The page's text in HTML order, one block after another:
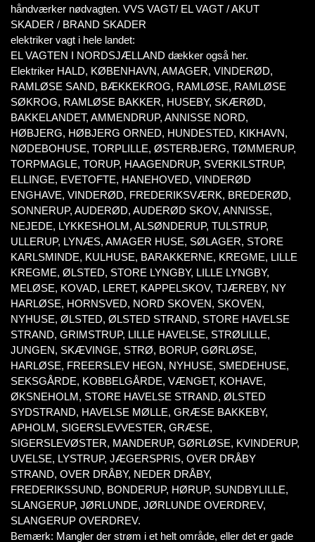
håndværker nødvagten. VVS VAGT/ EL VAGT / AKUT
SKADER / BRAND SKADER
elektriker vagt i hele landet:
EL VAGTEN I NORDSJÆLLAND dækker også her.
Elektriker HALD, KØBENHAVN, AMAGER, VINDERØD,
RAMLØSE SAND, BÆKKEKROG, RAMLØSE, RAMLØSE
SØKROG, RAMLØSE BAKKER, HUSEBY, SKÆRØD,
BAKKELANDET, AMMENDRUP, ANNISSE NORD,
HØBJERG, HØBJERG ORNED, HUNDESTED, KIKHAVN,
NØDEBOHUSE, TORPLILLE, ØSTERBJERG, TØMMERUP,
TORPMAGLE, TORUP, HAAGENDRUP, SVERKILSTRUP,
ELLINGE, EVETOFTE, HANEHOVED, VINDERØD
ENGHAVE, VINDERØD, FREDERIKSVÆRK, BREDERØD,
SONNERUP, AUDERØD, AUDERØD SKOV, ANNISSE,
NEJEDE, LYKKESHOLM, ALSØNDERUP, TULSTRUP,
ULLERUP, LYNÆS, AMAGER HUSE, SØLAGER, STORE
KARLSMINDE, KULHUSE, BARAKKERNE, KREGME, LILLE
KREGME, ØLSTED, STORE LYNGBY, LILLE LYNGBY,
MELØSE, KOVAD, LERET, KAPPELSKOV, TJÆREBY, NY
HARLØSE, HORNSVED, NORD SKOVEN, SKOVEN,
NYHUSE, ØLSTED, ØLSTED STRAND, STORE HAVELSE
STRAND, GRIMSTRUP, LILLE HAVELSE, STRØLILLE,
JUNGEN, SKÆVINGE, STRØ, BORUP, GØRLØSE,
HARLØSE, FREERSLEV HEGN, NYHUSE, SMEDEHUSE,
SEKSGÅRDE, KOBBELGÅRDE, VÆNGET, KOHAVE,
ØKSNEHOLM, STORE HAVELSE STRAND, ØLSTED
SYDSTRAND, HAVELSE MØLLE, GRÆSE BAKKEBY,
APHOLM, SIGERSLEVVESTER, GRÆSE,
SIGERSLEVØSTER, MANDERUP, GØRLØSE, KVINDERUP,
UVELSE, LYSTRUP, JÆGERSPRIS, OVER DRÅBY
STRAND, OVER DRÅBY, NEDER DRÅBY,
FREDERIKSSUND, BONDERUP, HØRUP, SUNDBYLILLE,
SLANGERUP, JØRLUNDE, JØRLUNDE OVERDREV,
SLANGERUP OVERDREV.
Bemærk: Mangler der strøm i et helt område, eller det er gade